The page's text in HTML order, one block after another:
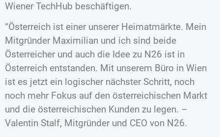
Wiener TechHub beschäftigen.
“Österreich ist einer unserer Heimatmärkte. Mein
Mitgründer Maximilian und ich sind beide
Österreicher und auch die Idee zu N26 ist in
Österreich entstanden. Mit unserem Büro in Wien
ist es jetzt ein logischer nächster Schritt, noch
noch mehr Fokus auf den österreichischen Markt
und die österreichischen Kunden zu legen. –
Valentin Stalf, Mitgründer und CEO von N26.